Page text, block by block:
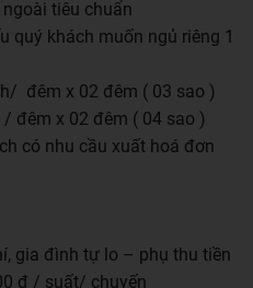
tiêu chuẩn
quý khách muốn ngủ riêng 1
đêm x 02 đêm ( 03 sao )
đêm x 02 đêm ( 04 sao )
có nhu cầu xuất hoá đơn
gia đình tự lo – phụ thu tiền
đ / suất/ chuyến